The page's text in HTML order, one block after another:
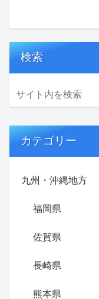
検索
カテゴリー
九州・沖縄地方
福岡県
佐賀県
長崎県
熊本県